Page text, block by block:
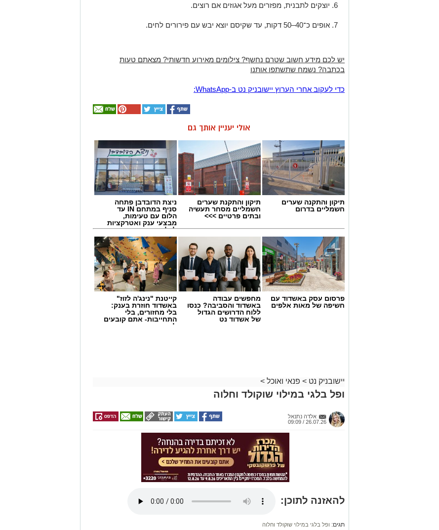
יוצקים לתבנית, מפזרים מעל אגוזים אם רוצים.
אופים כ־40–50 דקות, עד שקיסם יוצא יבש עם פירורים לחים.
יש לכם מידע חשוב שטרם נחשף? צילומים מאירוע חדשותי? מצאתם טעות
בכתבה? נשמח שתשתפו אותנו
‏כדי לעקוב אחרי הערוץ יישובניק נט ב-WhatsApp:‏‏‏
אולי יעניין אותך גם
תיקון והתקנה שערים
חשמליים בדרום
תיקון והתקנת שערים
חשמליים מסחר תעשיה
ובתים פרטיים >>>
ניצת הדובדבן פתחה
סניף במתחם IN עד
הלום עם טעימות,
מבצעי ענק ואטרקציות
לכל המשפחה
פרסום עסק באשדוד עם
חשיפה של מאות אלפים
מחפשים עבודה
באשדוד והסביבה? כנסו
ללוח הדרושים הגדול
של אשדוד נט
קייטנת "נינג'ה לזוז"
באשדוד חוזרת בענק:
בלי מחזורים, בלי
התחייבות- אתם קובעים
לכמה ואיזה ימים
יישובניק נט > פנאי ואוכל >
ופל בלגי במילוי שוקולד וחלוה
אלדה נתנאל
26.07.26 / 09:09
להאזנה לתוכן:
תגים: ופל בלגי במילוי שוקולד וחלוה